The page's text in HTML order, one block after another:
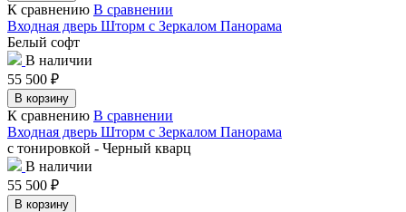
К сравнению В сравнении
Входная дверь Шторм с Зеркалом Панорама
Белый софт
В наличии
55 500 ₽
В корзину
К сравнению В сравнении
Входная дверь Шторм с Зеркалом Панорама
с тонировкой - Черный кварц
В наличии
55 500 ₽
В корзину